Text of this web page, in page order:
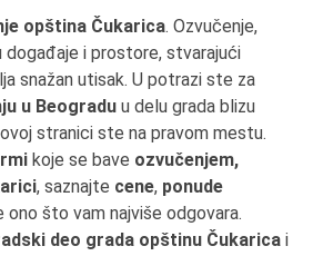
opština Čukarica. Ozvučenje,
i prostore, stvarajući
snažan utisak. U potrazi ste za
u Beogradu u delu grada blizu
stranici ste na pravom mestu.
koje se bave ozvučenjem,
, saznajte cene, ponude
što vam najviše odgovara.
deo grada opštinu Čukarica i